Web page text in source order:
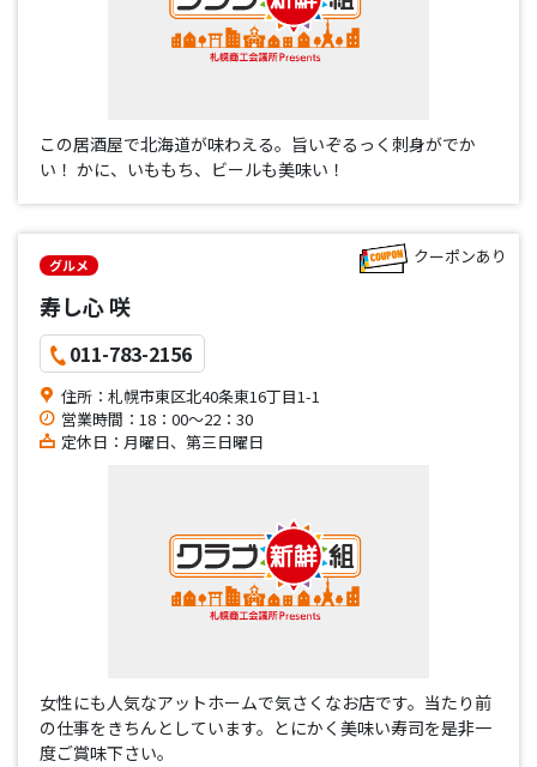
この居酒屋で北海道が味わえる。旨いぞるっく刺身がでか
い！ かに、いももち、ビールも美味い！
グルメ
寿し心 咲
011-783-2156
住所：札幌市東区北40条東16丁目1-1
営業時間：18：00～22：30
定休日：月曜日、第三日曜日
女性にも人気なアットホームで気さくなお店です。当たり前
の仕事をきちんとしています。とにかく美味い寿司を是非一
度ご賞味下さい。
クーポンあり